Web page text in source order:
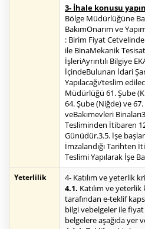
3- İhale konusu
Bölge Müdürlüğüne
BakımOnarım ve
: Birim Fiyat
ile BinaMekanik
İşleriAyrıntılı Bilgiye
İçindeBulunan İdari
Yapılacağı/teslim
Müdürlüğü 61. Şube
64. Şube (Niğde) ve
veBakımevleri
Tesliminden İtibaren
Günüdür.3.5. İşe
İmzalandığı Tarihten
Teslimi Yapılarak İşe
Yeterlilik
4- Katılım ve yeterlik
4.1. Katılım ve
tarafından e-teklif
bilgi vebelgeler ile fiyat
belgelere aşağıda yer